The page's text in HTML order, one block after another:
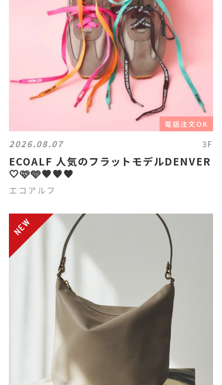
電話注文OK
2026.08.07 3F
ECOALF 人気のフラットモデルDENVER
🤍🩷🩵🤎🧡🖤
エコアルフ